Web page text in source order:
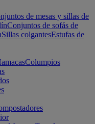
de mesas y sillas de
Conjuntos de sofás de
Sillas colgantesEstufas de
Columpios